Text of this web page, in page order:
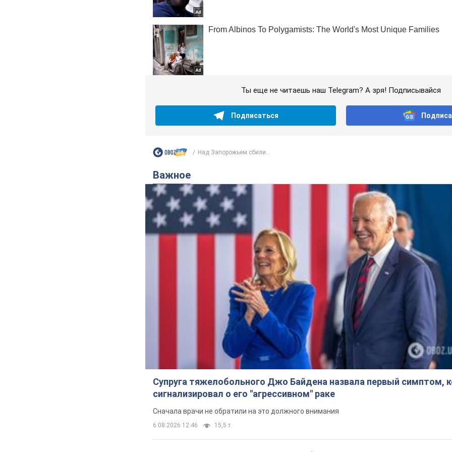
Ты еще не читаешь наш Telegram? А зря! Подписывайся
Подписаться
Над Запорожьем сбили...
Важное
Супруга тяжелобольного Джо Байдена назвала первый симптом,
сигнализировал о его "агрессивном" раке
Сначала врачи не обратили на это должного внимания
6.08.2026 12:46 15,5 т.